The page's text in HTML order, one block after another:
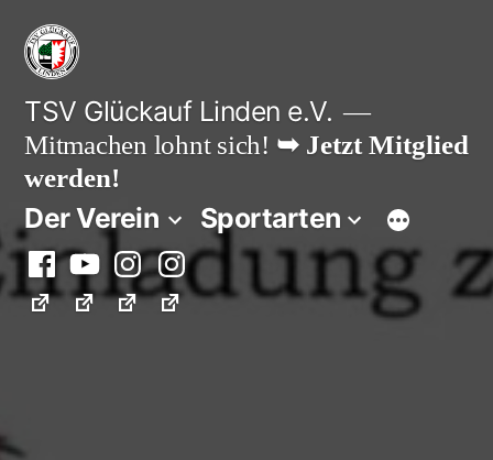
Zum
Inhalt
springen
TSV Glückauf Linden e.V.
Mitmachen lohnt sich! ➥ Jetzt Mitglied
werden!
Der Verein Sportarten
Facebook
YoutubeInstagram
Instagram
Fußball